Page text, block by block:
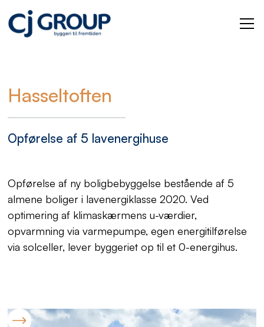
Hasseltoften
Opførelse af 5 lavenergihuse
Opførelse af ny boligbebyggelse bestående af 5
almene boliger i lavenergiklasse 2020. Ved
optimering af klimaskærmens u-værdier,
opvarmning via varmepumpe, egen energitilførelse
via solceller, lever byggeriet op til et 0-energihus.